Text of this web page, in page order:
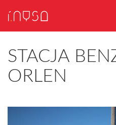
STACJA
ORLEN